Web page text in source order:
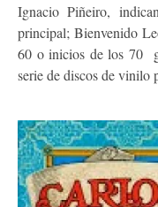
Ignacio Piñeiro,
principal; Bienvenido
60 o inicios de los 70
serie de discos de vinilo